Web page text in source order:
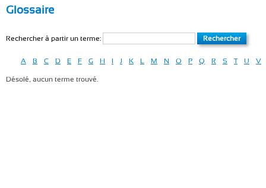
Glossaire
Rechercher à partir un terme:
A B C D E F G H I J K L M N O P Q R S T U V
Désolé, aucun terme trouvé.